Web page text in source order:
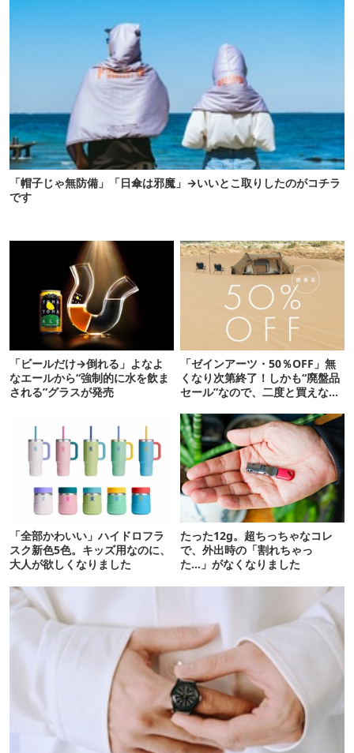
「帽子じゃ無防備」「日傘は邪魔」→いいとこ取りしたのがコチラ
です
「ビールだけ→倒れる」よなよ
なエールから“強制的に水を飲ま
される”グラスが発売
「ゼインアーツ・50％OFF」無
くなり次第終了！しかも“廃盤品
セール”なので、二度と買えない
「全部かわいい」ハイドロフラ
スク新色5色。キッズ用なのに、
大人が欲しくなりました
たった12g。超ちっちゃなコレ
で、外出時の「割れちゃっ
た…」がなくなりました